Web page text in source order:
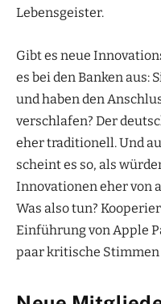
Lebensgeister.
Gibt es neue
es bei den Banken aus:
und haben den
verschlafen? Der
eher traditionell. Und
scheint es so, als
Innovationen eher von
Was also tun?
Einführung von Apple
paar kritische Stimmen